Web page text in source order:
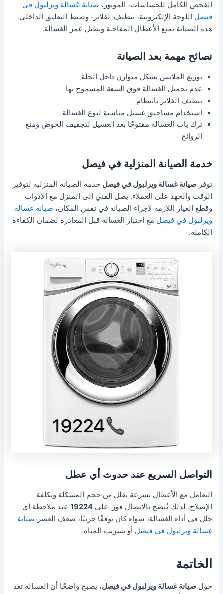
الفحص الكامل للحساسات، الموتور، صيانة غسالة ويرلبول في
فيصل اللوحة الإلكترونية، تنظيف الفلاتر، وضبط التعليق الداخلي.
هذه الصيانة تمنع الأعطال المفاجئة وتطيل عمر الغسالة.
نصائح مهمة بعد الصيانة
توزيع الملابس بشكل متوازن داخل الحلة
عدم تحميل الغسالة فوق السعة المسموح بها
تنظيف الفلاتر بانتظام
استخدام مساحيق غسيل مناسبة لنوع الغسالة
ترك باب الغسالة مفتوحًا بعد الغسيل لتجفيف الحوض ومنع
الروائح
خدمة الصيانة المنزلية في فيصل
توفرصيانة غسالة ويرلبول في فيصل خدمة الصيانة المنزلية لتوفير
الوقت والجهد على العملاء. يصل الفني إلى المنزل مع الأدوات
وقطع الغيار اللازمة لإجراء الصيانة في نفس المكان، صيانة غسالة
ويرلبول في فيصل مع اختبار الغسالة قبل المغادرة لضمان الكفاءة
الكاملة.
التواصل السريع عند حدوث أي عطل
التعامل مع الأعطال بسرعة يقلل من حجم المشكلة وتكلفة
الإصلاح. لذلك يُنصح بالاتصال فورًا على19224 عند ملاحظة أي
خلل في أداء الغسالة، سواء كان توقفًا جزئيًا، ضعف العصر،صيانة
غسالة ويرلبول في فيصل أو تسريب المياه.
الخاتمة
حولصيانة غسالة ويرلبول في فيصل، يصبح واضحًا أن الغسالة تعد